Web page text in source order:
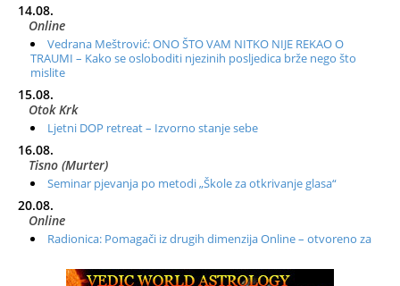
14.08.
Online
Vedrana Meštrović: ONO ŠTO VAM NITKO NIJE REKAO O
TRAUMI – Kako se osloboditi njezinih posljedica brže nego što
mislite
15.08.
Otok Krk
Ljetni DOP retreat – Izvorno stanje sebe
16.08.
Tisno (Murter)
Seminar pjevanja po metodi „Škole za otkrivanje glasa“
20.08.
Online
Radionica: Pomagači iz drugih dimenzija Online – otvoreno za